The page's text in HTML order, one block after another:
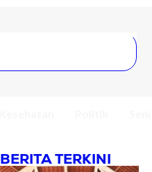
BERITA TERKINI